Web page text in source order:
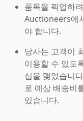
품목을 픽업하
Auctioneers에
야 합니다.
당사는 고객이
이용할 수 있도
십을 맺었습니
로 예상 배송비
있습니다.